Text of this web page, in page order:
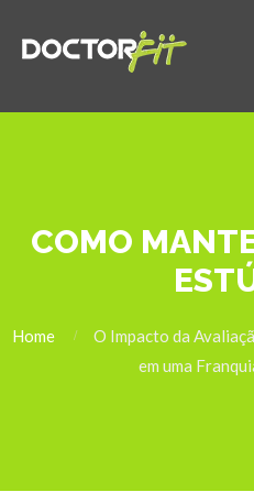
COMO
Home
O Impacto da
em uma